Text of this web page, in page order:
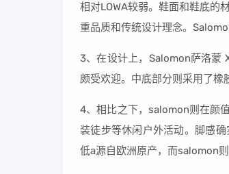
相对LOWA较弱。鞋面和鞋底的
重品质和传统设计理念。
3、在设计上，Salomon萨洛蒙
颇受欢迎。中底部分则采用了橡
4、相比之下，salomon则在颜
装徒步等休闲户外活动。脚感
低a源自欧洲原产，而salomon